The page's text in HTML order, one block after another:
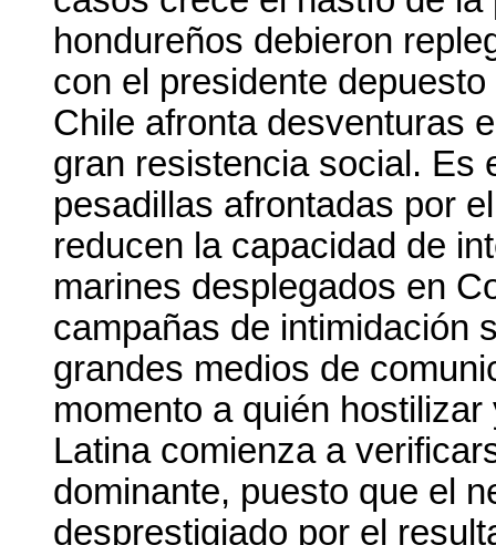
hondureños debieron
con el presidente
Chile afronta desventuras
gran resistencia social. Es
pesadillas afrontadas por
reducen la capacidad de
marines desplegados en
campañas de intimidación
grandes medios de
momento a quién
Latina comienza a
dominante, puesto que el
desprestigiado por el